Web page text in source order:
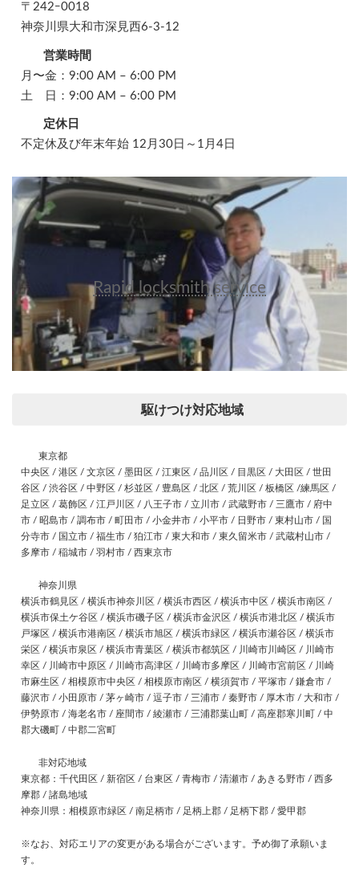
〒242ｰ0018
神奈川県大和市深見西6-3-12
営業時間
月〜金：9:00 AM – 6:00 PM
土 日：9:00 AM – 6:00 PM
定休日
不定休及び年末年始 12月30日～1月4日
Rapid locksmith service
駆けつけ対応地域
東京都
中央区 / 港区 / 文京区 / 墨田区 / 江東区 / 品川区 / 目黒区 / 大田区 / 世田
谷区 / 渋谷区 / 中野区 / 杉並区 / 豊島区 / 北区 / 荒川区 / 板橋区 /練馬区 /
足立区 / 葛飾区 / 江戸川区 / 八王子市 / 立川市 / 武蔵野市 / 三鷹市 / 府中
市 / 昭島市 / 調布市 / 町田市 / 小金井市 / 小平市 / 日野市 / 東村山市 / 国
分寺市 / 国立市 / 福生市 / 狛江市 / 東大和市 / 東久留米市 / 武蔵村山市 /
多摩市 / 稲城市 / 羽村市 / 西東京市
神奈川県
横浜市鶴見区 / 横浜市神奈川区 / 横浜市西区 / 横浜市中区 / 横浜市南区 /
横浜市保土ケ谷区 / 横浜市磯子区 / 横浜市金沢区 / 横浜市港北区 / 横浜市
戸塚区 / 横浜市港南区 / 横浜市旭区 / 横浜市緑区 / 横浜市瀬谷区 / 横浜市
栄区 / 横浜市泉区 / 横浜市青葉区 / 横浜市都筑区 / 川崎市川崎区 / 川崎市
幸区 / 川崎市中原区 / 川崎市高津区 / 川崎市多摩区 / 川崎市宮前区 / 川崎
市麻生区 / 相模原市中央区 / 相模原市南区 / 横須賀市 / 平塚市 / 鎌倉市 /
藤沢市 / 小田原市 / 茅ヶ崎市 / 逗子市 / 三浦市 / 秦野市 / 厚木市 / 大和市 /
伊勢原市 / 海老名市 / 座間市 / 綾瀬市 / 三浦郡葉山町 / 高座郡寒川町 / 中
郡大磯町 / 中郡二宮町
非対応地域
東京都：千代田区 / 新宿区 / 台東区 / 青梅市 / 清瀬市 / あきる野市 / 西多
摩郡 / 諸島地域
神奈川県：相模原市緑区 / 南足柄市 / 足柄上郡 / 足柄下郡 / 愛甲郡
※なお、対応エリアの変更がある場合がございます。予め御了承願いま
す。